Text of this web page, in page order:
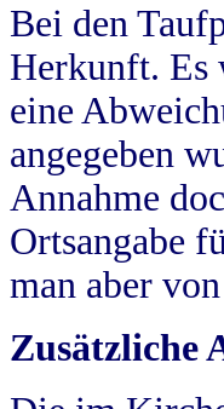
Bei den
Herkunft. Es
eine
angegeben
Annahme
Ortsangabe
man aber
Zusätzliche